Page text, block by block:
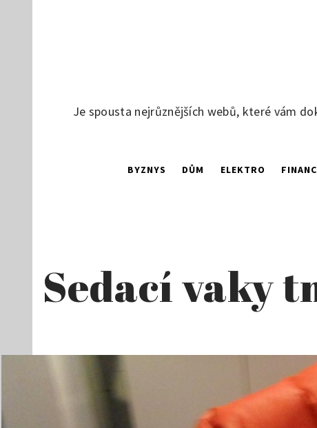
Je spousta nejrůznějších webů, které vám
BYZNYS DŮM ELEKTRO
Sedací vaky